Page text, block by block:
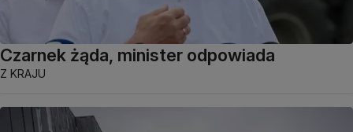
Czarnek żąda, minister odpowiada
Z KRAJU